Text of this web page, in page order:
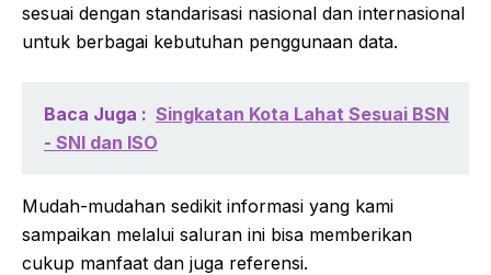
sesuai dengan standarisasi nasional dan internasional
untuk berbagai kebutuhan penggunaan data.
Baca Juga : Singkatan Kota Lahat Sesuai BSN
- SNI dan ISO
Mudah-mudahan sedikit informasi yang kami
sampaikan melalui saluran ini bisa memberikan
cukup manfaat dan juga referensi.